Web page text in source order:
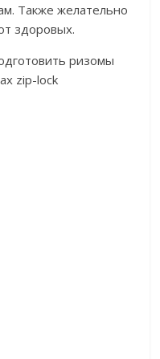
Также желательно
здоровых.
ризомы
zip-lock